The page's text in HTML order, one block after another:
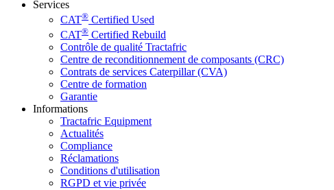
Services
CAT® Certified Used
CAT® Certified Rebuild
Contrôle de qualité Tractafric
Centre de reconditionnement de composants (CRC)
Contrats de services Caterpillar (CVA)
Centre de formation
Garantie
Informations
Tractafric Equipment
Actualités
Compliance
Réclamations
Conditions d'utilisation
RGPD et vie privée